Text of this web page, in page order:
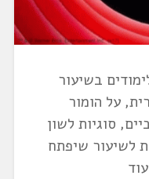
בשיעור
על הומור
סוגיות לשון
לשיעור שיפתח